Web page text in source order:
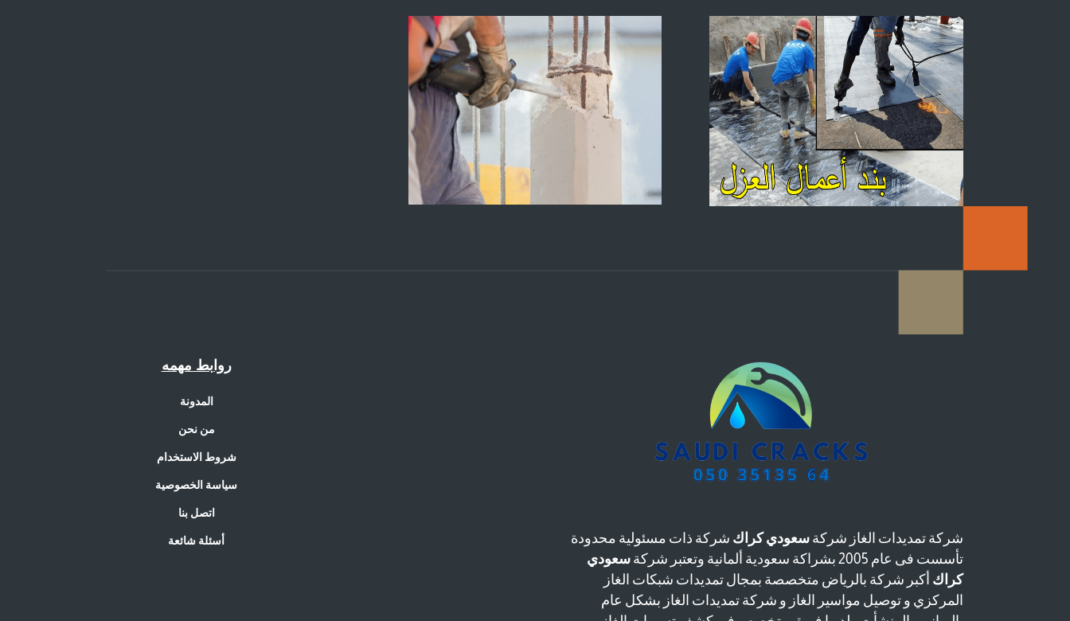
روابط مهمه
المدونة
من نحن
شروط الاستخدام
سياسة الخصوصية
اتصل بنا
أسئلة شائعة شركة تمديدات الغاز شركةسعودي كراك شركة ذات مسئولية محدودة
تأسست فى عام 2005 بشراكة سعودية ألمانية وتعتبر شركة
سعودي
كراك أكبر شركة بالرياض متخصصة بمجال تمديدات شبكات الغاز
المركزي و توصيل مواسير الغاز و شركة تمديدات الغاز بشكل عام